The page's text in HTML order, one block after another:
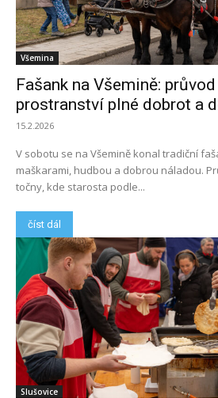
Všemina
Fašank na Všemině:
prostranství plné dobrot a
15.2.2026
V sobotu se na Všemině konal tradiční
maškarami, hudbou a dobrou náladou.
točny, kde starosta podle...
číst dál
Slušovice